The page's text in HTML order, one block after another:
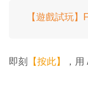
【遊戲試玩
即刻 【按此】 ，